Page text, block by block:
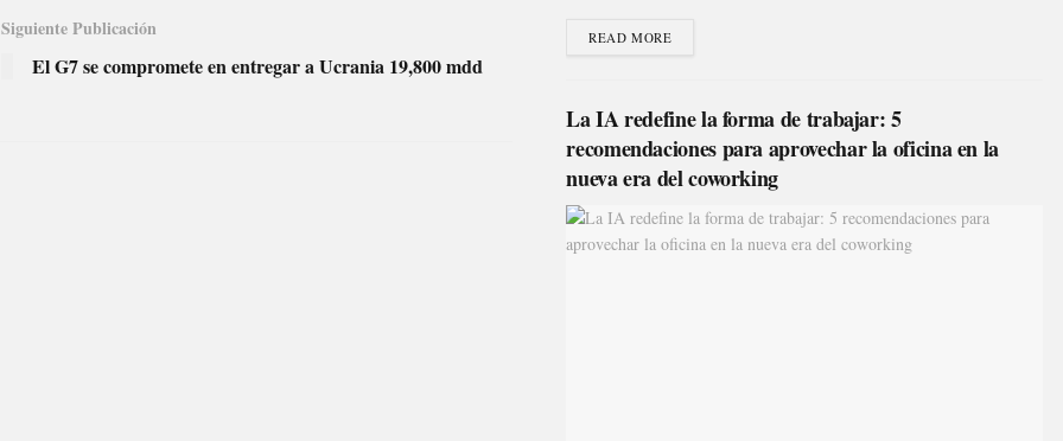
Siguiente Publicación
El G7 se compromete en entregar a Ucrania 19,800 mdd
READ MORE
La IA redefine la forma de trabajar: 5
recomendaciones para aprovechar la oficina en la
nueva era del coworking